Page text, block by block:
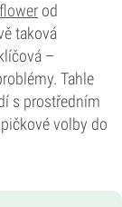
od
taková
–
Tahle
s prostředním
volby do